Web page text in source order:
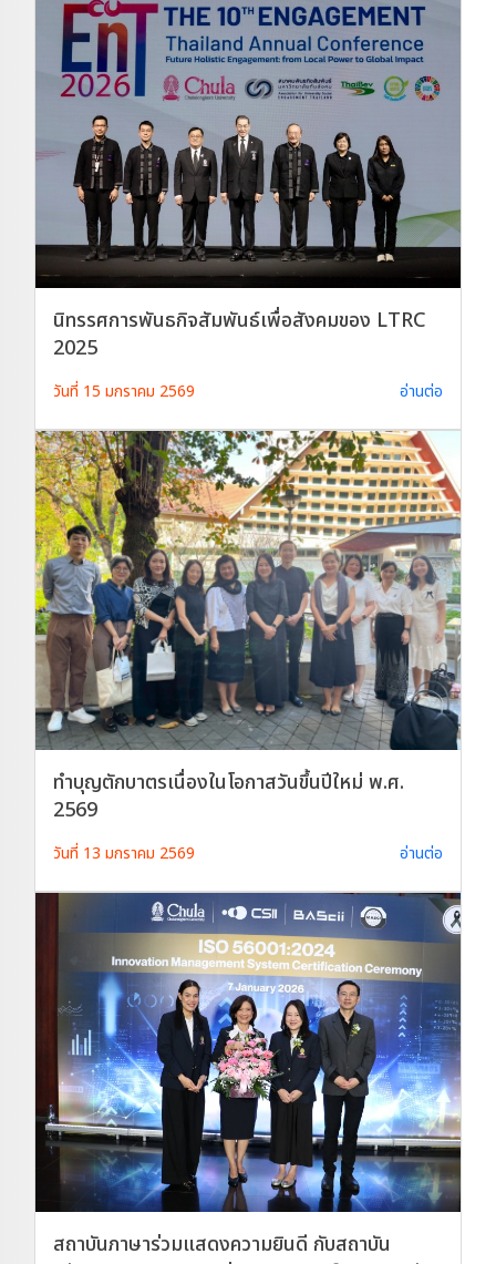
นิทรรศการพันธกิจสัมพันธ์เพื่อสังคมของ LTRC
2025
วันที่ 15 มกราคม 2569 อ่านต่อ
ทำบุญตักบาตรเนื่องในโอกาสวันขึ้นปีใหม่ พ.ศ.
2569
วันที่ 13 มกราคม 2569 อ่านต่อ
สถาบันภาษาร่วมแสดงความยินดี กับสถาบัน